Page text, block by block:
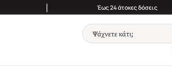
| Έως 24 άτοκες δόσεις